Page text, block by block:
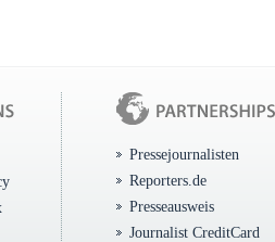
Pressejournalisten
Reporters.de
Presseausweis
Journalist CreditCard